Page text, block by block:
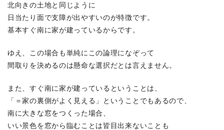
北向きの土地と同じように
日当たり面で支障が出やすいのが特徴です。
基本すぐ南に家が建っているからです。
ゆえ、この場合も単純にこの論理になぞって
間取りを決めるのは懸命な選択だとは言えません。
また、すぐ南に家が建っているということは、
「＝家の裏側がよく見える」ということでもあるので、
南に大きな窓をつくった場合、
いい景色を窓から臨むことは皆目出来ないことも